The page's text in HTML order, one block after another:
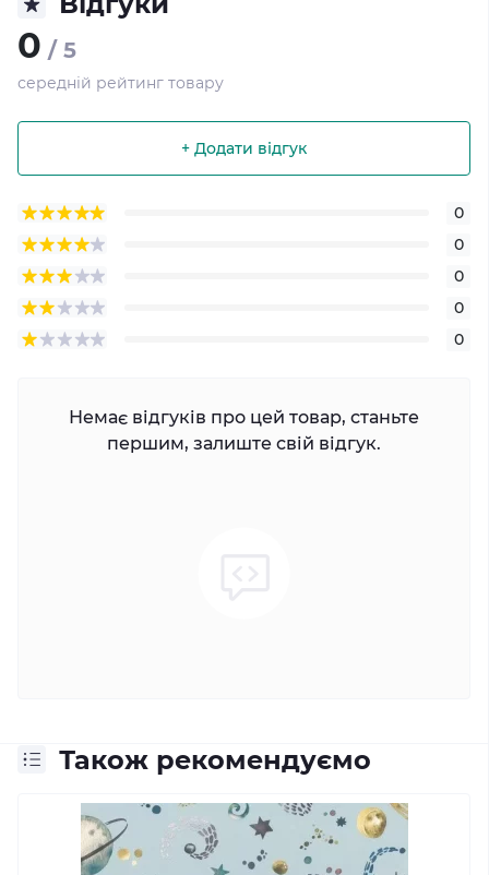
0 / 5
середній рейтинг товару
+ Додати відгук
0
0
0
0
0
Немає відгуків про цей товар, станьте
першим, залиште свій відгук.
Також рекомендуємо